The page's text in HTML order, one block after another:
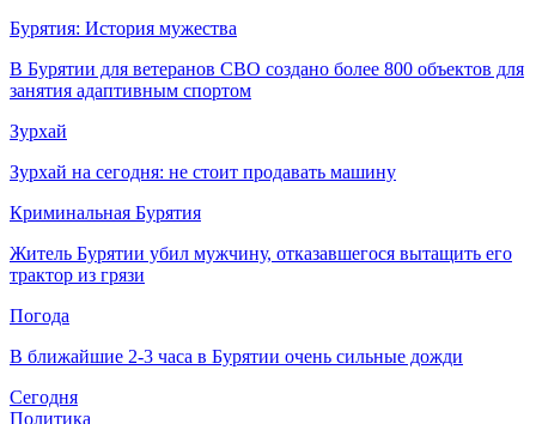
Бурятия: История мужества
В Бурятии для ветеранов СВО создано более 800 объектов для
занятия адаптивным спортом
Зурхай
Зурхай на сегодня: не стоит продавать машину
Криминальная Бурятия
Житель Бурятии убил мужчину, отказавшегося вытащить его
трактор из грязи
Погода
В ближайшие 2-3 часа в Бурятии очень сильные дожди
Сегодня
Политика